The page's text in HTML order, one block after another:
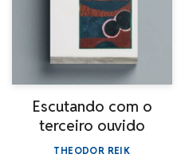
Escutando com o
terceiro ouvido
THEODOR REIK